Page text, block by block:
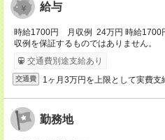
給与
時給1700円 月収例 24万円 時給1700
収例を保証するものではありません。
交通費別途支給あり
交通費 1ヶ月3万円を上限として実費支
勤務地